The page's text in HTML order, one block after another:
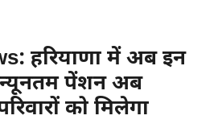
हरियाणा में अब इन
न्यूनतम पेंशन अब
को मिलेगा